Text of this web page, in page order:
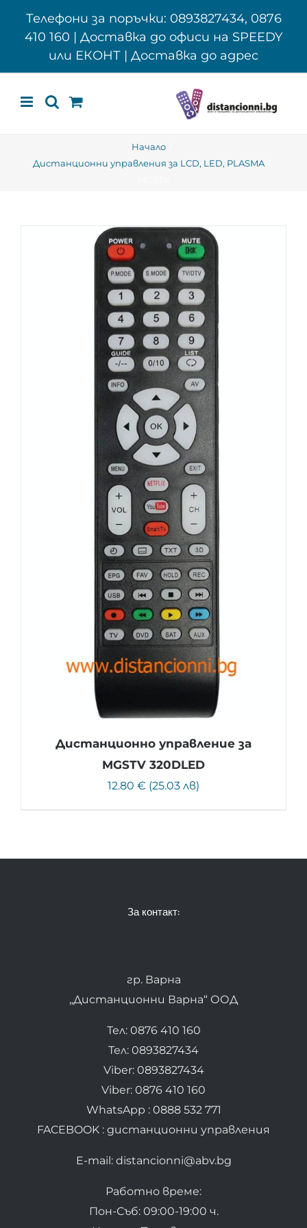
Телефони за поръчки: 0893827434, 0876
410 160 | Доставка до офиси на SPEEDY
или ЕКОНТ | Доставка до адрес
Начало
Дистанционни управления за LCD, LED, PLASMA
Дистанционно управление за
MGSTV 320DLED
12.80 € (25.03 лв)
За контакт:
гр. Варна
„Дистанционни Варна“ ООД
Тел: 0876 410 160
Тел: 0893827434
Viber: 0893827434
Viber: 0876 410 160
WhatsApp : 0888 532 771
FACEBOOK : дистанционни управления
E-mail: distancionni@abv.bg
Работно време:
Пон-Съб: 09:00-19:00 ч.